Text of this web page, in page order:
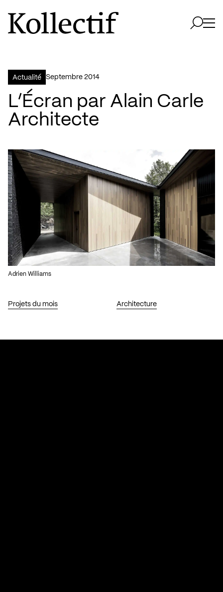
Aller à la page d'accueil
Logo Kollectif
Actualité septembre 2014
L’Écran par Alain Carle
Architecte
Projets du mois Architecture
Adrien Williams